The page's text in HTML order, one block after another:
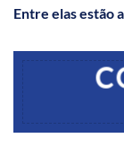
Entre elas estão